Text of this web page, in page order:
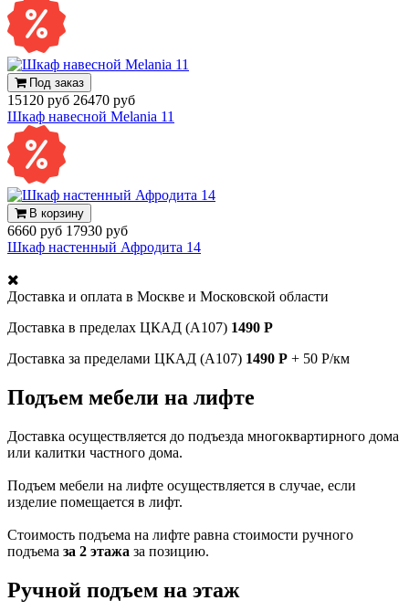
Под заказ
15120 руб 26470 руб
Шкаф навесной Melania 11
В корзину
6660 руб 17930 руб
Шкаф настенный Афродита 14
Доставка и оплата в Москве и Московской области
Доставка в пределах ЦКАД (А107) 1490 Р
Доставка за пределами ЦКАД (А107) 1490 Р + 50 Р/км
Подъем мебели на лифте
Доставка осуществляется до подъезда многоквартирного дома
или калитки частного дома.
Подъем мебели на лифте осуществляется в случае, если
изделие помещается в лифт.
Стоимость подъема на лифте равна стоимости ручного
подъема за 2 этажа за позицию.
Ручной подъем на этаж